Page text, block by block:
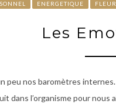
ENERGETIQUE
Les
peu nos baromètres
dans l’organisme pour